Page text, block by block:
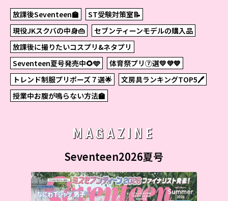
放課後Seventeen🏫
ST受験対策室📝
現役JKスクバの中身👜
セブンティーンモデルの購入品
放課後に撮りたいコスプリ&ネタプリ
Seventeen夏号発売中🌻🩵
体育祭プリ⑦選💛💜💙
トレンド制服プリポーズ７選🌟
文房具ランキングTOP5🖊
授業中お腹が鳴らない方法🏫
MAGAZINE
Seventeen2026夏号